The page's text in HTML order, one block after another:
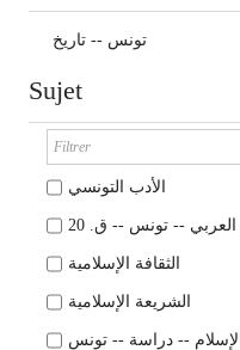
تونس -- تاريخ
Sujet
الأدب التونسي
العربي‏ -- ‏تونس‏ -- ‏ق. 20‏
الثقافة الإسلامية
الشريعة الإسلامية
-- دراسة -- تونس